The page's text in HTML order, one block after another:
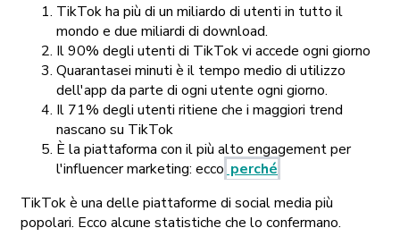
TikTok ha più di un miliardo di utenti in tutto il
mondo e due miliardi di download.
Il 90% degli utenti di TikTok vi accede ogni giorno
Quarantasei minuti è il tempo medio di utilizzo
dell'app da parte di ogni utente ogni giorno.
Il 71% degli utenti ritiene che i maggiori trend
nascano su TikTok
È la piattaforma con il più alto engagement per
l'influencer marketing: ecco perché
TikTok è una delle piattaforme di social media più
popolari. Ecco alcune statistiche che lo confermano.